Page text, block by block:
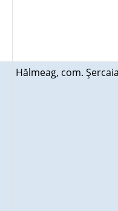
Hălmeag, com. Şercaia